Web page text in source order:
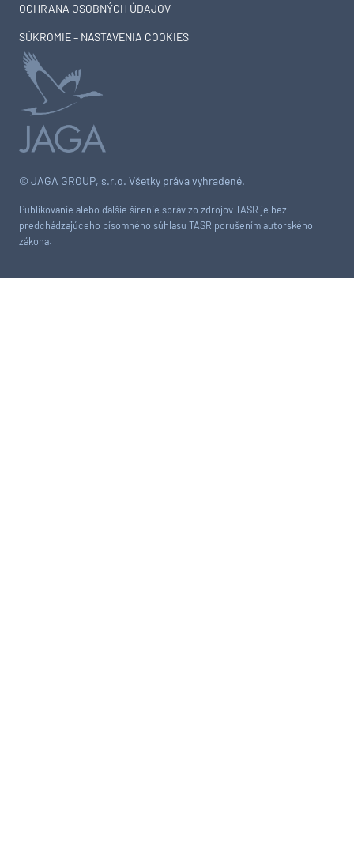
© JAGA GROUP, s.r.o. Všetky práva vyhradené.
Publikovanie alebo ďalšie šírenie správ zo zdrojov TASR je bez
predchádzajúceho písomného súhlasu TASR porušením autorského
zákona.
OCHRANA OSOBNÝCH ÚDAJOV
SÚKROMIE – NASTAVENIA COOKIES